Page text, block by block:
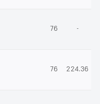
76 -
76 224.36